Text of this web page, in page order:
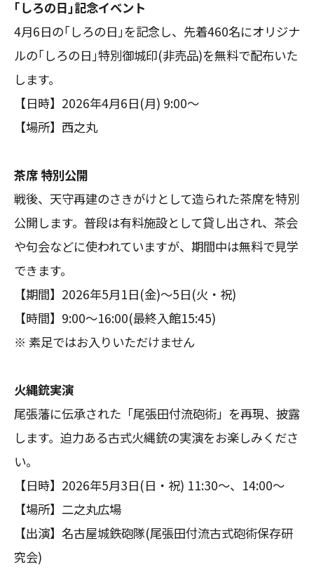
｢しろの日｣記念イベント
4月6日の｢しろの日｣を記念し、先着460名にオリジナ
ルの｢しろの日｣特別御城印(非売品)を無料で配布いた
します。
【日時】2026年4月6日(月) 9:00～
【場所】西之丸
茶席 特別公開
戦後、天守再建のさきがけとして造られた茶席を特別
公開します。普段は有料施設として貸し出され、茶会
や句会などに使われていますが、期間中は無料で見学
できます。
【期間】2026年5月1日(金)～5日(火・祝)
【時間】9:00～16:00(最終入館15:45)
※ 素足ではお入りいただけません
火縄銃実演
尾張藩に伝承された「尾張田付流砲術」を再現、披露
します。迫力ある古式火縄銃の実演をお楽しみくださ
い。
【日時】2026年5月3日(日・祝) 11:30～、14:00～
【場所】二之丸広場
【出演】名古屋城鉄砲隊(尾張田付流古式砲術保存研
究会)